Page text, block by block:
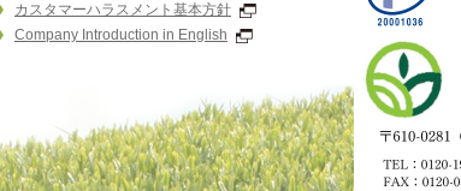
カスタマーハラスメント基本方針
Company Introduction in English